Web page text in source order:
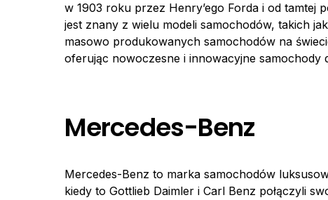
w 1903 roku przez Henry’ego Forda i od tamtej
jest znany z wielu modeli samochodów, takich
masowo produkowanych samochodów na
oferując nowoczesne i innowacyjne samochody
Mercedes-Benz
Mercedes-Benz to marka samochodów
kiedy to Gottlieb Daimler i Carl Benz połączyli